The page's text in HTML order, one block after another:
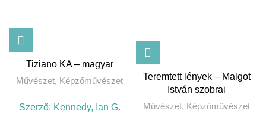
Tiziano KA – magyar
Művészet, Képzőművészet
Szerző: Kennedy, Ian G.
Teremtett lények – Malgot
István szobrai
Művészet, Képzőművészet